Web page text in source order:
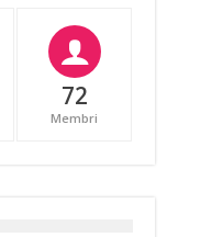
72
Membri